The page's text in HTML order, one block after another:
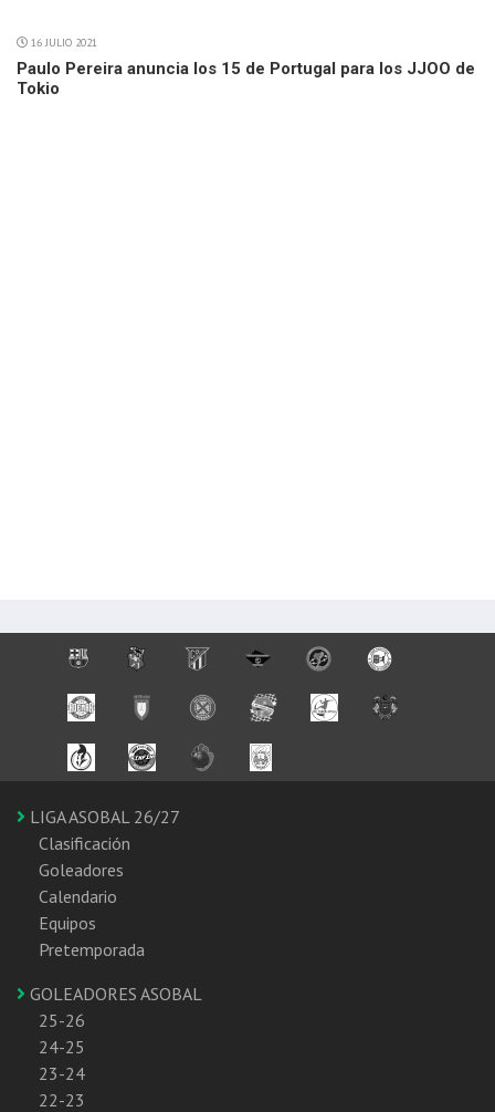
16 JULIO 2021
Paulo Pereira anuncia los 15 de Portugal para los JJOO de
Tokio
LIGA ASOBAL 26/27
Clasificación
Goleadores
Calendario
Equipos
Pretemporada
GOLEADORES ASOBAL
25-26
24-25
23-24
22-23